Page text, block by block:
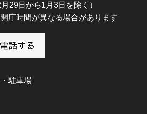
29日から1月3日を除く）
庁時間が異なる場合があります
駐車場